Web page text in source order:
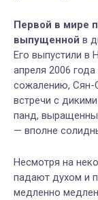
Первой в мире
выпущенной в
Его выпустили в
апреля 2006
сожалению, Сян-
встречи с
панд,
— вполне
Несмотря на
падают духом и
медленно